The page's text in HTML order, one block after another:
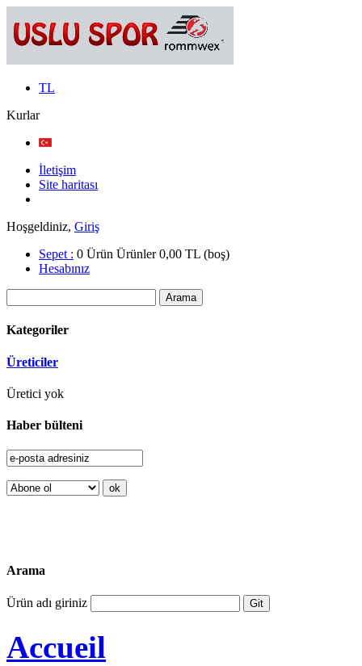
TL
Kurlar
İletişim
Site haritası
Hoşgeldiniz, Giriş
Sepet : 0 Ürün Ürünler 0,00 TL (boş)
Hesabınız
Kategoriler
Üreticiler
Üretici yok
Haber bülteni
Arama
Ürün adı giriniz
Accueil